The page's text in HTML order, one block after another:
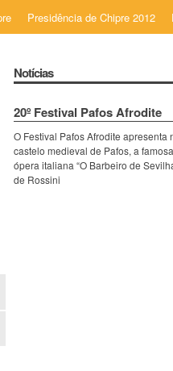
Presidência de Chipre 2012
Notícias
20º Festival Pafos Afrodite
O Festival Pafos Afrodite apresenta
castelo medieval de Pafos, a famosa
ópera italiana “O Barbeiro de
de Rossini